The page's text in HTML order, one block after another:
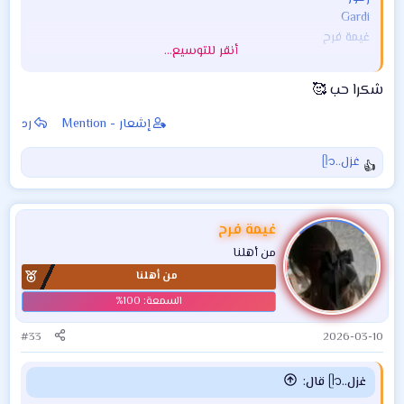
Gardi
غيمة فرح
مشاهدة المرفق 128947
أنقر للتوسيع...
شكرا حب 🥰
إشعار - Mention رد
ا
ل
ت
ف
ا
ع
ل
ا
ت
:
غزل..ᥫ᭡
غيمة فرح
من أهلنا
من أهلنا
2026-03-10
#33
غزل..ᥫ᭡ قال: